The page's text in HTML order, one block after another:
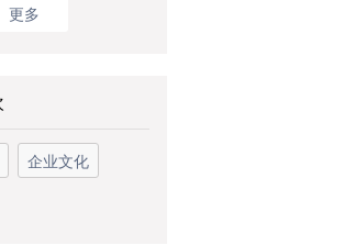
更多
企业文化